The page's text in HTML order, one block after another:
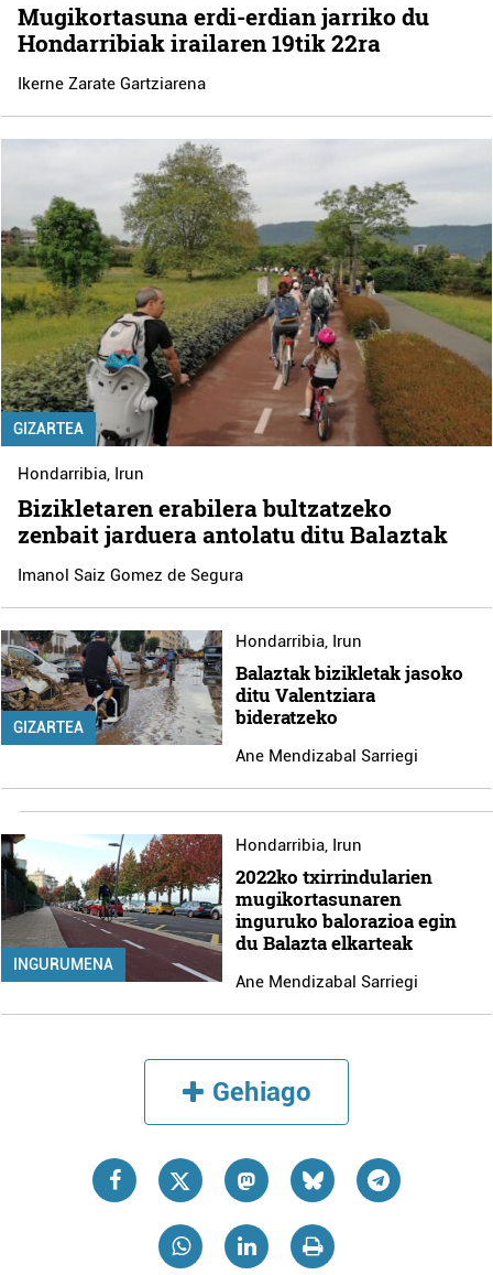
Mugikortasuna erdi-erdian jarriko du
Hondarribiak irailaren 19tik 22ra
Ikerne Zarate Gartziarena
GIZARTEA
Hondarribia, Irun
Bizikletaren erabilera bultzatzeko
zenbait jarduera antolatu ditu Balaztak
Imanol Saiz Gomez de Segura
GIZARTEA
Hondarribia, Irun
Balaztak bizikletak jasoko
ditu Valentziara
bideratzeko
Ane Mendizabal Sarriegi
INGURUMENA
Hondarribia, Irun
2022ko txirrindularien
mugikortasunaren
inguruko balorazioa egin
du Balazta elkarteak
Ane Mendizabal Sarriegi
Gehiago